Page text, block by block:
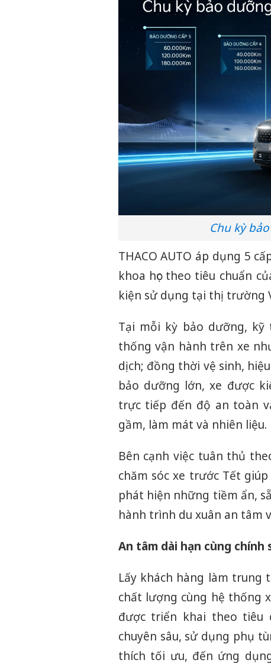
Chu kỳ
THACO AUTO áp dụng 5
khoa học theo tiêu chuẩn
kiện sử dụng tại thị trường
Tại mỗi kỳ bảo dưỡng,
thống vận hành trên xe
dịch; đồng thời vệ sinh,
bảo dưỡng lớn, xe được
trực tiếp đến độ an toàn
gầm, làm mát và nhiên liệu.
Bên cạnh việc tuân thủ
chăm sóc xe trước Tết
phát hiện những tiềm ẩn,
hành trình du xuân an tâm
An tâm dài hạn cùng chính
Lấy khách hàng làm trung
chất lượng cùng hệ thống
được triển khai theo tiêu
chuyên sâu, sử dụng phụ
thích tối ưu, đến ứng